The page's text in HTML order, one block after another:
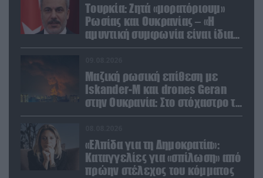
Τουρκία: Ζητά «μορατόριουμ»
Ρωσίας και Ουκρανίας – «Η
αμυντική συμφωνία είναι ίδια
με το άρθρο 5 του ΝΑΤΟ» (upd)
Μαζική ρωσική επίθεση με
Iskander-M και drones Geran
στην Ουκρανία: Στο στόχαστρο το
εργοστάσιο των Flamingo
«Ελπίδα για τη Δημοκρατία»:
Καταγγελίες για «σπίλωση» από
πρώην στέλεχος του κόμματος